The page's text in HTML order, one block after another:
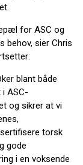
for ASC og
behov, sier Chris
blant både
ASC-
og sikrer at vi
torsk
gode
i en voksende